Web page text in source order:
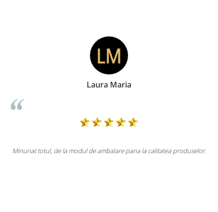
Diana Roman
Am avut o interacțiune super cu cei de la Bijuteria Neagră. Sunt